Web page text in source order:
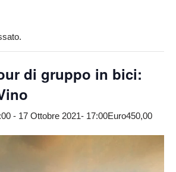
di gruppo in bici:
- 17 Ottobre 2021- 17:00Euro450,00